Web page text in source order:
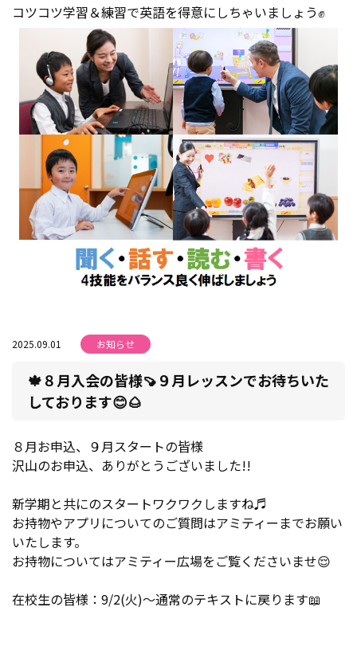
コツコツ学習＆練習で英語を得意にしちゃいましょう✊
2025.09.01 お知らせ
🍁８月入会の皆様🍠９月レッスンでお待ちいた
しております😊🌰
８月お申込、９月スタートの皆様
沢山のお申込、ありがとうございました!!
新学期と共にのスタートワクワクしますね♬
お持物やアプリについてのご質問はアミティーまでお願い
いたします。
お持物についてはアミティー広場をご覧くださいませ😌
在校生の皆様：9/2(火)～通常のテキストに戻ります📖